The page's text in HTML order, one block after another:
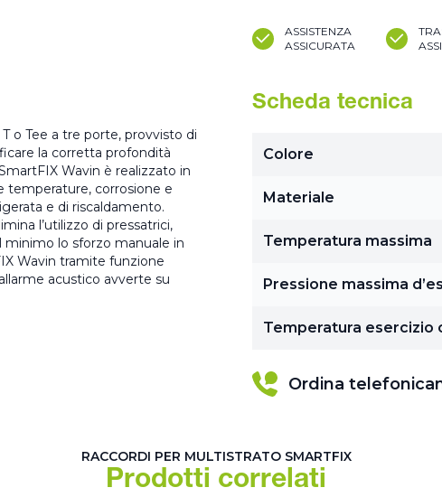
ASSISTENZA
ASSICURATA
o Tee a tre porte, provvisto di
la corretta profondità
Wavin è realizzato in
temperature, corrosione e
e di riscaldamento.
l’utilizzo di pressatrici,
minimo lo sforzo manuale in
Wavin tramite funzione
acustico avverte su
Scheda tecnica
Colore
Materiale
Temperatura massima
Pressione massima
Temperatura esercizio
Ordina
RACCORDI PER MULTISTRATO SMARTFIX
Prodotti correlati